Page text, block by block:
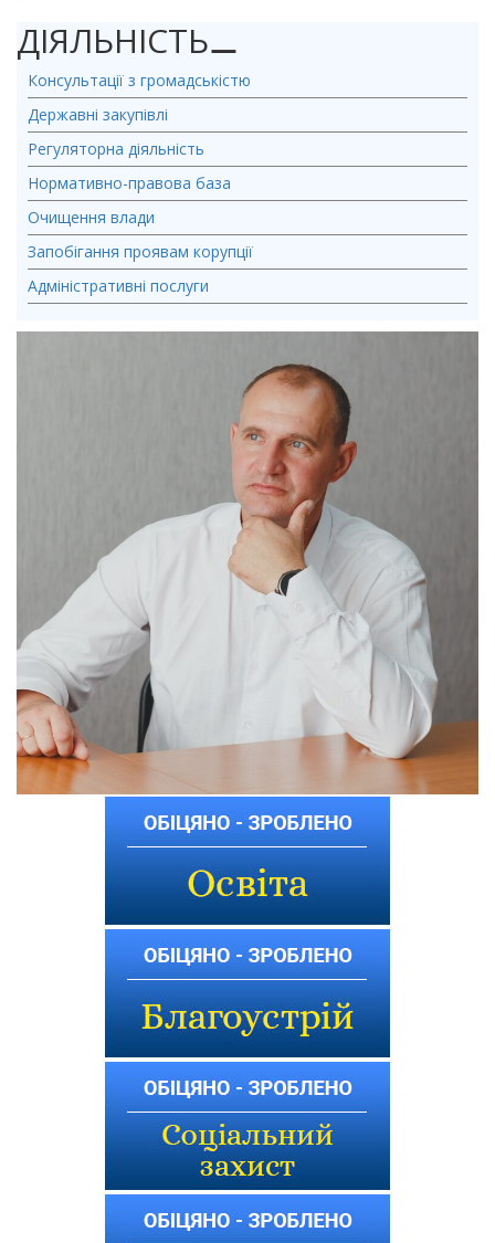
ДІЯЛЬНІСТЬ⚊
Консультації з громадськістю
Державні закупівлі
Регуляторна діяльність
Нормативно-правова база
Очищення влади
Запобігання проявам корупції
Адміністративні послуги